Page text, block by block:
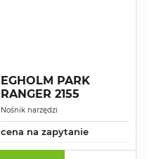
EGHOLM PARK
RANGER 2155
Nośnik narzędzi
cena na zapytanie